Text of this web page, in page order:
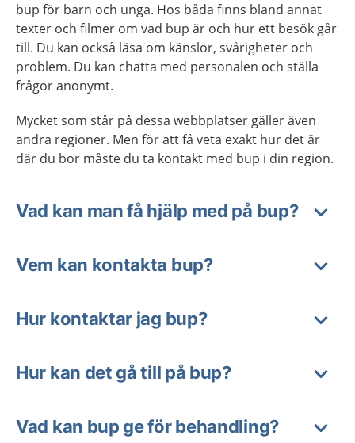
bup för barn och unga. Hos båda finns bland annat
texter och filmer om vad bup är och hur ett besök går
till. Du kan också läsa om känslor, svårigheter och
problem. Du kan chatta med personalen och ställa
frågor anonymt.
Mycket som står på dessa webbplatser gäller även
andra regioner. Men för att få veta exakt hur det är
där du bor måste du ta kontakt med bup i din region.
Vad kan man få hjälp med på bup?
Vem kan kontakta bup?
Hur kontaktar jag bup?
Hur kan det gå till på bup?
Vad kan bup ge för behandling?